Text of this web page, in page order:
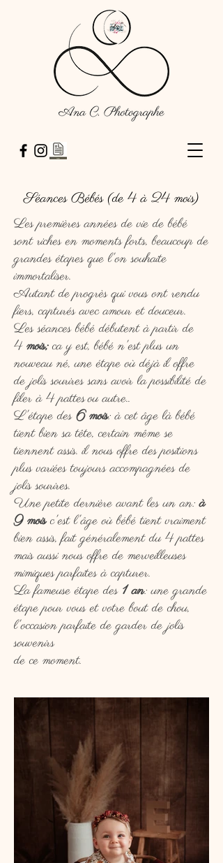
Séances Bébés (de 4 à 24 mois)
Les premières années de vie de bébé
sont riches en moments forts, beaucoup de
grandes étapes que l'on souhaite
immortaliser.
Autant de progrès qui vous ont rendu
fiers, capturés avec amour et douceur.
Les séances bébé débutent à partir de
4 mois;ca y est, bébé n'est plus un
nouveau né, une étape où déjà il offre
de jolis sourires sans avoir la possibilité de
filer à 4 pattesou autre..
L'étape des 6 mois: à cet âge là bébé
tient bien sa tête, certain même se
tiennent assis. il nous offre des positions
plus variées toujours accompagnées de
jolis sourires.
Une petite dernière avant les un an:à
9 moisc'est l'âge où bébé tient vraiment
bien assis, fait généralement du 4 pattes
mais aussi nous offre de merveilleuses
mimiques parfaites à capturer.
La fameuse étape des 1 an: une grande
étape pour vous et votre bout de chou,
l'occasion parfaite de garder de jolis
souvenirs
de ce moment.